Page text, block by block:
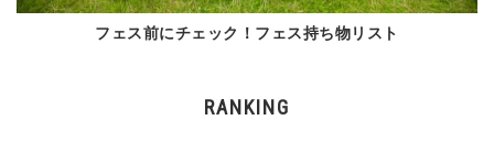
フェス前にチェック！フェス持ち物リスト
RANKING